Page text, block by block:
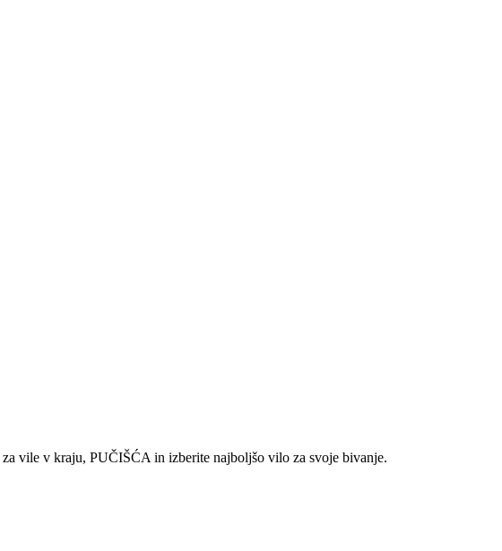
vile v kraju, PUČIŠĆA in izberite najboljšo vilo za svoje bivanje.